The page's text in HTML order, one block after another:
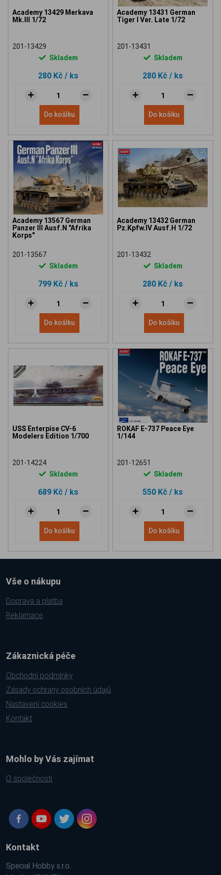
Academy 13429 Merkava
Mk.III 1/72
201-13429
Skladem
280 Kč / ks
Do košíku
Academy 13431 German
Tiger I Ver. Late 1/72
201-13431
Skladem
280 Kč / ks
Do košíku
Academy 13567 German
Panzer III Ausf.N "Afrika
Korps"
201-13567
Skladem
799 Kč / ks
Do košíku
Academy 13432 German
Pz.Kpfw.IV Ausf.H 1/72
201-13432
Skladem
280 Kč / ks
Do košíku
USS Enterpise CV-6
Modelers Edition 1/700
201-14224
Skladem
689 Kč / ks
Do košíku
ROKAF E-737 Peace Eye
1/144
201-12651
Skladem
550 Kč / ks
Do košíku
Vše o nákupu
Doprava a platba
Reklamace
Zákaznická péče
Obchodní podmínky
Zásady ochrany osobních údajů
Nastavení cookies
Kontakt
Mohlo by Vás zajímat
O společnosti
Kontakt
Special Hobby s.r.o.